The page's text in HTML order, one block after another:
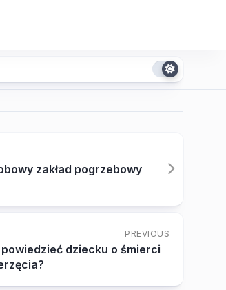
zakład pogrzebowy
PREVIOUS
dziecku o śmierci